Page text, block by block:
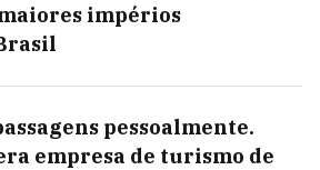
impérios
pessoalmente.
empresa de turismo de